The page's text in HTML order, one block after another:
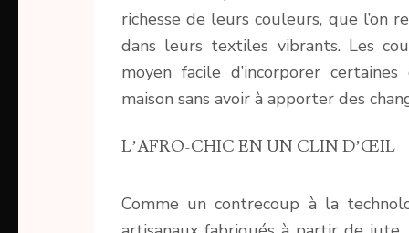
richesse de leurs couleurs, que l’on
dans leurs textiles vibrants. Les
moyen facile d’incorporer
maison sans avoir à apporter des
L’AFRO-CHIC EN UN CLIN D’ŒIL
Comme un contrecoup à la